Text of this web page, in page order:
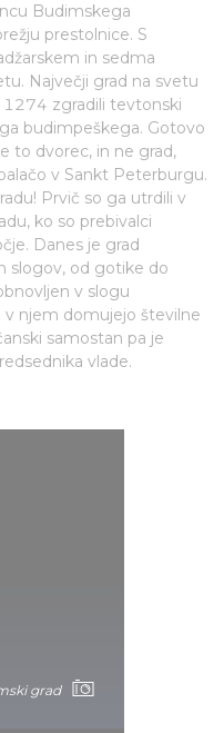
Budimskega
prestolnice. S
in sedma
Največji grad na svetu
1274 zgradili tevtonski
budimpeškega. Gotovo
to dvorec, in ne grad,
v Sankt Peterburgu.
Prvič so ga utrdili v
ko so prebivalci
Danes je grad
slogov, od gotike do
v slogu
njem domujejo številne
samostan pa je
vlade.
grad